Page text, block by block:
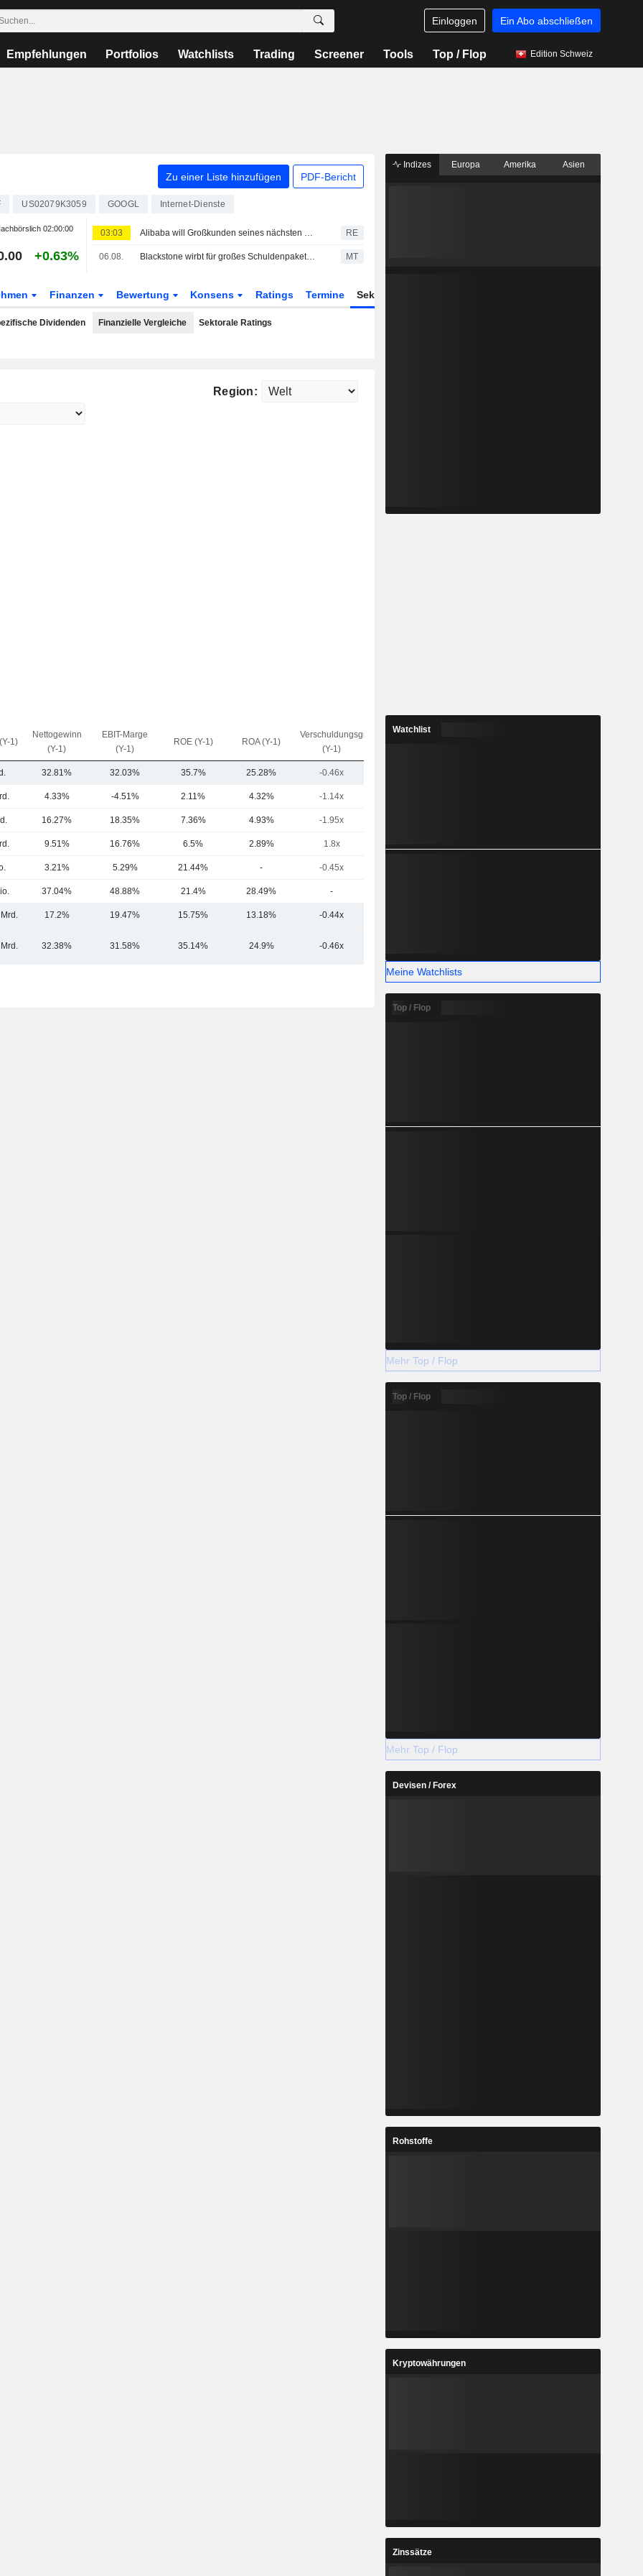
Einloggen Ein Abo abschließen
Empfehlungen Portfolios Watchlists Trading Screener Tools Top / Flop Edition Schweiz
Zu einer Liste hinzufügen PDF-Bericht
US02079K3059 GOOGL Internet-Dienste
02:00:00
+0.63%
03:03 Alibaba will Großkunden seines nächsten Open-Source-KI-Modells zur Kasse bitten, sagen Quellen RE
06.08. Blackstone wirbt für großes Schuldenpaket zur Finanzierung von Anthropics Chip-Deal MT
Finanzen Bewertung Konsens Ratings Termine Sektor
Dividenden Finanzielle Vergleiche Sektorale Ratings
Region:
1)
Nettogewinn
(Y-1)
EBIT-Marge
(Y-1)
ROE (Y-1) ROA (Y-1)
Verschuldungsgrad
(Y-1)
32.81% 32.03% 35.7% 25.28% -0.46x
4.33% -4.51% 2.11% 4.32% -1.14x
16.27% 18.35% 7.36% 4.93% -1.95x
9.51% 16.76% 6.5% 2.89% 1.8x
3.21% 5.29% 21.44% - -0.45x
37.04% 48.88% 21.4% 28.49% -
17.2% 19.47% 15.75% 13.18% -0.44x
32.38% 31.58% 35.14% 24.9% -0.46x
Indizes Europa Amerika Asien
Watchlist
Meine Watchlists
Top / Flop
Mehr Top / Flop
Top / Flop
Mehr Top / Flop
Devisen / Forex
Rohstoffe
Kryptowährungen
Zinssätze